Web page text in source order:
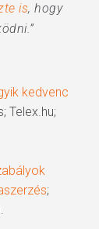
is, hogy
kedvenc
Telex.hu;
;